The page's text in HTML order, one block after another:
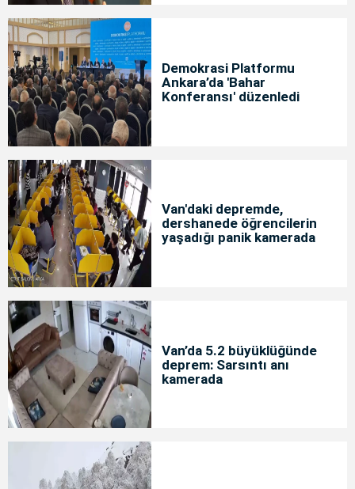
Demokrasi Platformu
Ankara’da 'Bahar
Konferansı' düzenledi
Van'daki depremde,
dershanede öğrencilerin
yaşadığı panik kamerada
Van’da 5.2 büyüklüğünde
deprem: Sarsıntı anı
kamerada